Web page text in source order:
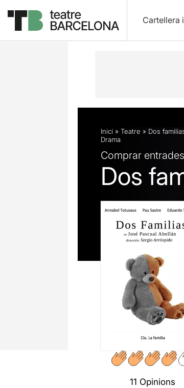
Cartellera
Descripció Fitxa artística
Inici » Teatre » Dos
Drama
Comprar
Dos
11 Opinions